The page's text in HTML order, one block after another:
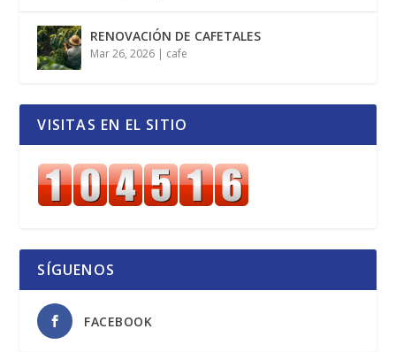
RENOVACIÓN DE CAFETALES
Mar 26, 2026 | cafe
VISITAS EN EL SITIO
SÍGUENOS
FACEBOOK